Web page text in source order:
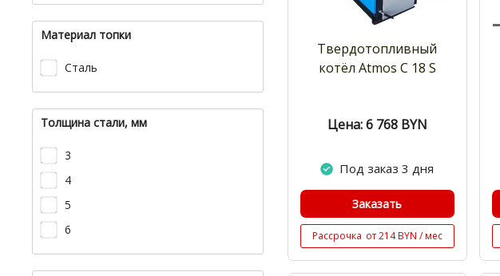
Материал топки
Сталь
Толщина стали, мм
3
4
5
6
Твердотопливный
котёл Atmos C 18 S
Цена: 6 768 BYN
Под заказ 3 дня
Заказать
Рассрочка от 214 BYN / мес